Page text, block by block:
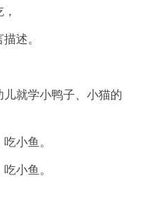
述。
就学小鸭子、小猫的
小鱼。
小鱼。